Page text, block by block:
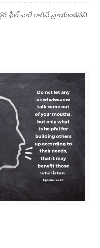
ఫీల్ వారే గారిచే వ్రాయబడినవి.